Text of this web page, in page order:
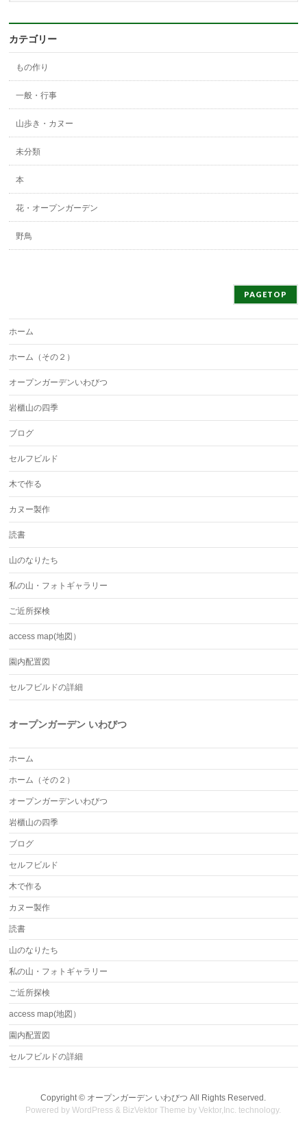
類
カテゴリー
もの作り
一般・行事
山歩き・カヌー
未分類
本
花・オープンガーデン
野鳥
PAGETOP
ホーム
ホーム（その２）
オープンガーデンいわびつ
岩櫃山の四季
ブログ
セルフビルド
木で作る
カヌー製作
読書
山のなりたち
私の山・フォトギャラリー
ご近所探検
access map(地図）
園内配置図
セルフビルドの詳細
オープンガーデン いわびつ
ホーム
ホーム（その２）
オープンガーデンいわびつ
岩櫃山の四季
ブログ
セルフビルド
木で作る
カヌー製作
読書
山のなりたち
私の山・フォトギャラリー
ご近所探検
access map(地図）
園内配置図
セルフビルドの詳細
Copyright © オープンガーデン いわびつ All Rights Reserved.
Powered byWordPress & BizVektor Theme by Vektor,Inc. technology.